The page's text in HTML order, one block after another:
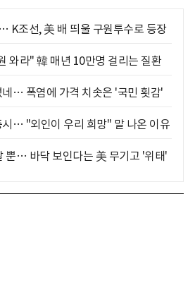
K조선, 美 배 띄울 구원투수로 등장
와라" 韓 매년 10만명 걸리는 질환
네… 폭염에 가격 치솟은 '국민 횟감'
시… "외인이 우리 희망" 말 나온 이유
뿐… 바닥 보인다는 美 무기고 '위태'